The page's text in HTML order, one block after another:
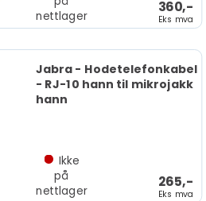
360,-
Eks mva
nettlager
Jabra - Hodetelefonkabel
- RJ-10 hann til mikrojakk
hann
265,-
Eks mva
Ikke
på
nettlager